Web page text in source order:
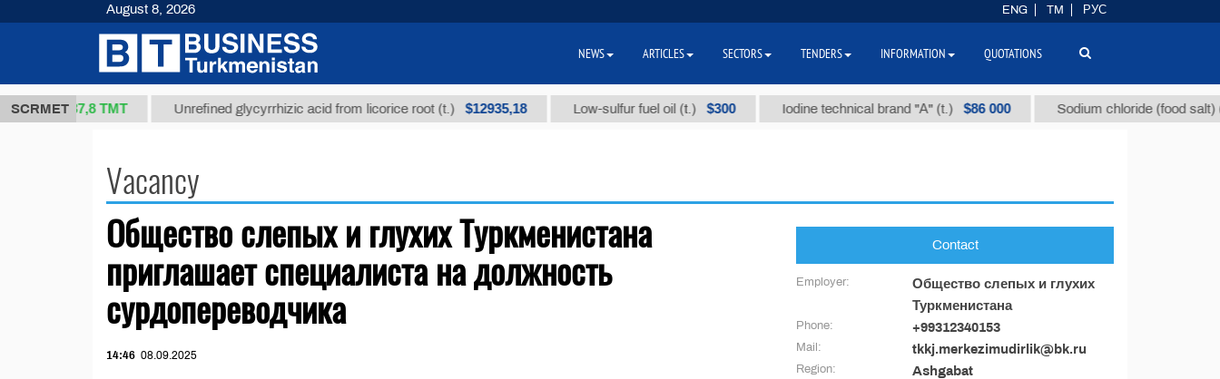
SCRMET
1(kg.) 37,8 ТМТ Unrefined glycyrrhizic acid from licorice root (t.) $12935,18 Low-sulfur fuel oil (t.) $300 Iodine technical brand "А" (t.) $86 000 Sodium chloride (food salt)
Vacancy
Общество слепых и глухих Туркменистана
приглашает специалиста на должность
сурдопереводчика
14:46 08.09.2025
Contact
Employer:
Общество слепых и глухих
Туркменистана
Phone: +99312340153
Mail: tkkj.merkezimudirlik@bk.ru
Region: Ashgabat
August 8, 2026 ENG TM РУС
NEWS ARTICLES SECTORS TENDERS INFORMATION QUOTATIONS